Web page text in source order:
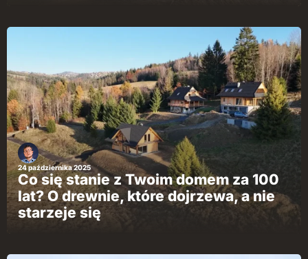
24 października 2025
Co się stanie z Twoim domem za 100
lat? O drewnie, które dojrzewa, a nie
starzeje się